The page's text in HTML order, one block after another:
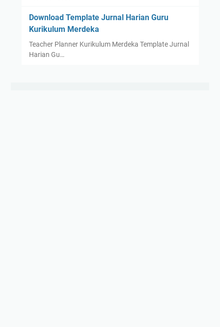
Download Template Jurnal Harian Guru
Kurikulum Merdeka
Teacher Planner Kurikulum Merdeka Template Jurnal
Harian Gu…